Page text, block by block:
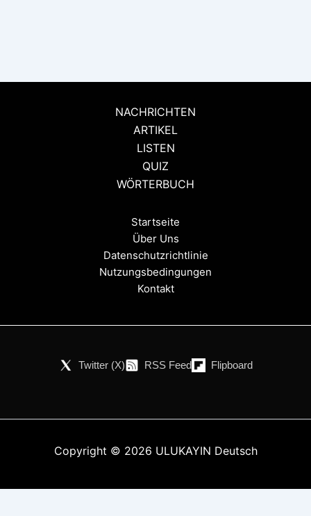
NACHRICHTEN
ARTIKEL
LISTEN
QUIZ
WÖRTERBUCH
Startseite
Über Uns
Datenschutzrichtlinie
Nutzungsbedingungen
Kontakt
Twitter (X) RSS Feed Flipboard
Copyright © 2026 ULUKAYIN Deutsch